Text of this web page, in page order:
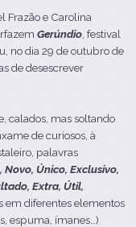
Frazão e Carolina
Gerúndio , festival
no dia 29 de outubro de
de desescrever
calados, mas soltando
de curiosos, à
palavras
Único, Exclusivo,
Extra, Útil,
em diferentes elementos
espuma, ímanes…)